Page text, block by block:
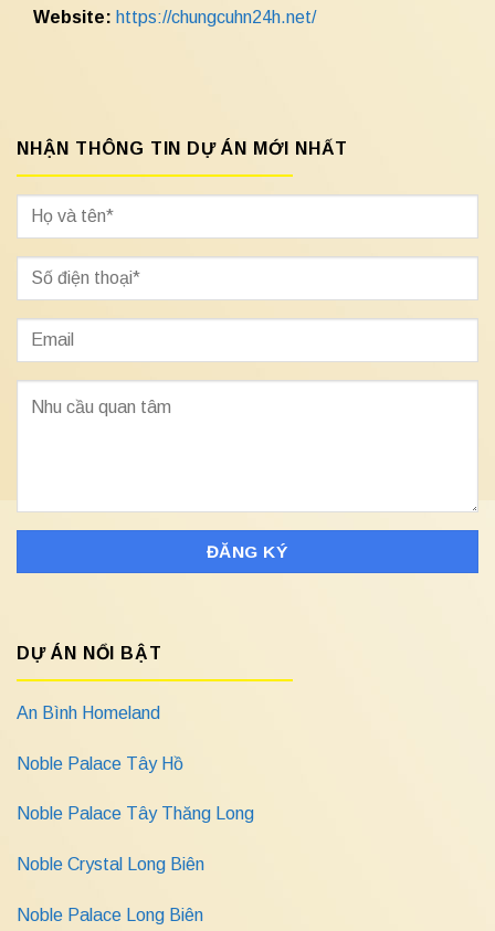
Website: https://chungcuhn24h.net/
NHẬN THÔNG TIN DỰ ÁN MỚI NHẤT
DỰ ÁN NỔI BẬT
An Bình Homeland
Noble Palace Tây Hồ
Noble Palace Tây Thăng Long
Noble Crystal Long Biên
Noble Palace Long Biên